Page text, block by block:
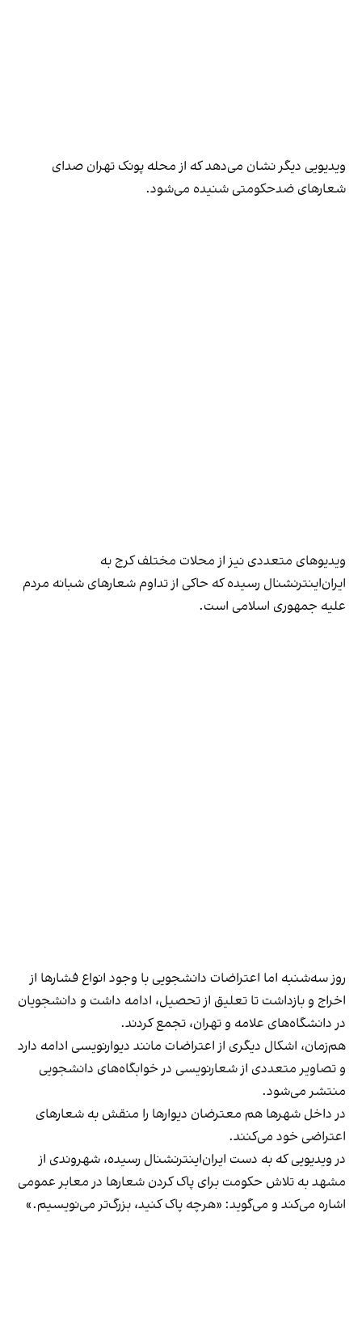
ویدیویی دیگر نشان می‌دهد که از محله پونک تهران صدای
شعارهای ضد‌حکومتی شنیده می‌شود.
ویدیوهای متعددی نیز از محلات مختلف کرج به
ایران‌اینترنشنال رسیده که حاکی از تداوم شعارهای شبانه مردم
علیه جمهوری اسلامی است.
روز سه‌شنبه اما اعتراضات دانشجویی با وجود انواع فشارها از
اخراج و بازداشت تا تعلیق از تحصیل، ادامه داشت و دانشجویان
در دانشگاه‌های علامه و تهران، تجمع کردند.
هم‌زمان، اشکال دیگری از اعتراضات مانند دیوارنویسی ادامه دارد
و تصاویر متعددی از شعارنویسی در خوابگاه‌های دانشجویی
منتشر می‌شود.
در داخل شهرها هم معترضان دیوارها را منقش به شعارهای
اعتراضی خود می‌کنند.
در ویدیویی که به دست ایران‌اینترنشنال رسیده، شهروندی از
مشهد به تلاش حکومت برای پاک کردن شعارها در معابر عمومی
اشاره می‌کند و می‌گوید: «هرچه پاک کنید، بزرگ‌تر می‌نویسیم.»